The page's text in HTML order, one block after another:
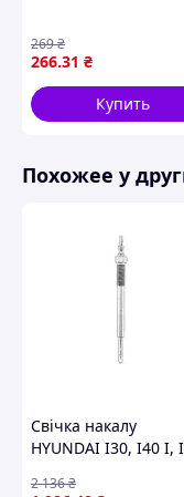
266.31 ₴
269₴
Купить
Похожее у
Свічка накалу
HYUNDAI I30, I40 I,
KIA CEED, OPTIMA,
2 136₴